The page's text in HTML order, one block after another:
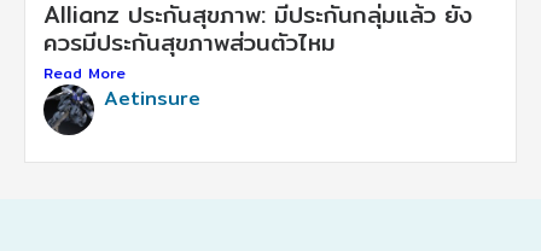
Allianz ประกันสุขภาพ: มีประกันกลุ่มแล้ว ยัง
ควรมีประกันสุขภาพส่วนตัวไหม
Read More
Aetinsure